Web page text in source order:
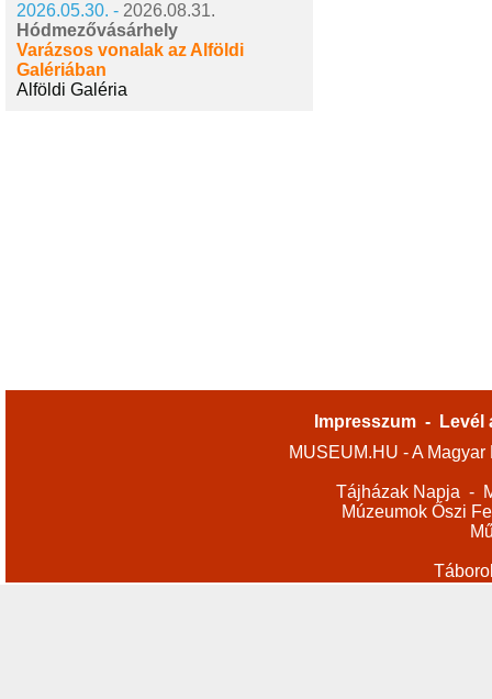
2026.05.30. - 2026.08.31.
Hódmezővásárhely
Varázsos vonalak az Alföldi
Galériában
Alföldi Galéria
Impresszum -
Levél
MUSEUM.HU - A
Tájházak Napja -
Múzeumok Őszi